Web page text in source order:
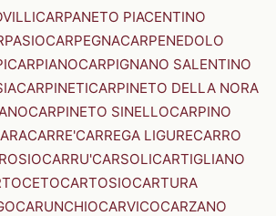
CARPANETO PIACENTINO
CARPEGNACARPENEDOLO
CARPIANOCARPIGNANO SALENTINO
CARPINETICARPINETO DELLA NORA
CARPINETO SINELLOCARPINO
CARRE'CARREGA LIGURECARRO
CARRU'CARSOLICARTIGLIANO
CARTOSIOCARTURA
CARUNCHIOCARVICOCARZANO